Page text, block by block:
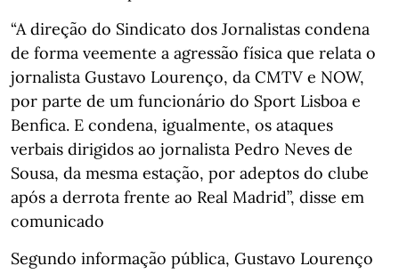
“A direção do Sindicato dos Jornalistas condena
de forma veemente a agressão física que relata o
jornalista Gustavo Lourenço, da CMTV e NOW,
por parte de um funcionário do Sport Lisboa e
Benfica. E condena, igualmente, os ataques
verbais dirigidos ao jornalista Pedro Neves de
Sousa, da mesma estação, por adeptos do clube
após a derrota frente ao Real Madrid”, disse em
comunicado
Segundo informação pública, Gustavo Lourenço